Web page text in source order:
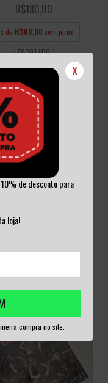
X
de desconto para
loja!
compra no site.
R$180,00
x de R$60,00 sem juros
ESGOTADO
AFTERGLOW VINI...
ESGOTADO